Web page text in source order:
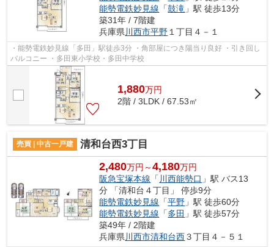
能勢電鉄妙見線 「鼓滝 」駅 徒歩13分
築31年 / 7階建
兵庫県 川西市平野 １丁目４－１
・能勢電鉄妙見線「多田」駅徒歩3分 ・角部屋につき陽当り良好 ・引き回し
バルコニー ・多田東小学校・多田中学校
1,880万円
2階 / 3LDK / 67.53㎡
売買 | 中古一戸建 清和台西3丁目
2,480万円～4,180万円
阪急宝塚本線 「 川西能勢口 」駅 バス13
分 「清和台４丁目」 停歩9分
能勢電鉄妙見線 「平野 」駅 徒歩60分
能勢電鉄妙見線 「多田 」駅 徒歩57分
築49年 / 2階建
兵庫県 川西市清和台西３丁目４－５１